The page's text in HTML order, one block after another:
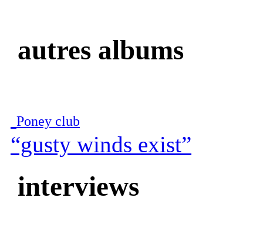
autres albums
Poney club
“gusty winds exist”
interviews